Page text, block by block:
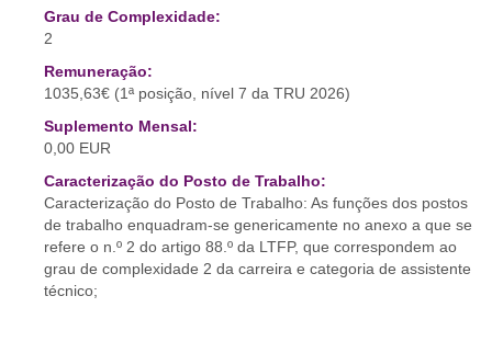
Grau de Complexidade:
2
Remuneração:
1035,63€ (1ª posição, nível 7 da TRU 2026)
Suplemento Mensal:
0,00 EUR
Caracterização do Posto de Trabalho:
Caracterização do Posto de Trabalho: As funções dos postos
de trabalho enquadram-se genericamente no anexo a que se
refere o n.º 2 do artigo 88.º da LTFP, que correspondem ao
grau de complexidade 2 da carreira e categoria de assistente
técnico;